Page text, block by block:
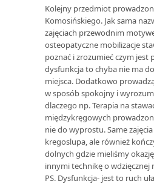
Kolejny przedmiot
Komosińskiego. Jak sama
zajęciach przewodnim
osteopatyczne mobilizacje
poznać i zrozumieć czym jest
dysfunkcja to chyba nie ma
miejsca. Dodatkowo
w sposób spokojny i
dlaczego np. Terapia na
międzykręgowych
nie do wyprostu. Same
kregoslupa, ale również
dolnych gdzie mieliśmy
innymi technikę o wdzięcznej
PS. Dysfunkcja- jest to ruch